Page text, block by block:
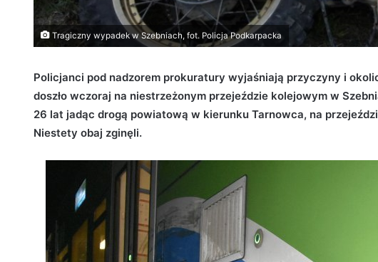
Tragiczny wypadek w Szebniach, fot. Policja Podkarpacka
Policjanci pod nadzorem prokuratury wyjaśniają przyczyny i
doszło wczoraj na niestrzeżonym przejeździe kolejowym w
26 lat jadąc drogą powiatową w kierunku Tarnowca, na
Niestety obaj zginęli.